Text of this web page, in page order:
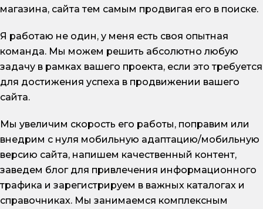
магазина, сайта тем самым продвигая его в поиске.
Я работаю не один, у меня есть своя опытная
команда. Мы можем решить абсолютно любую
задачу в рамках вашего проекта, если это требуется
для достижения успеха в продвижении вашего
сайта.
Мы увеличим скорость его работы, поправим или
внедрим с нуля мобильную адаптацию/мобильную
версию сайта, напишем качественный контент,
заведем блог для привлечения информационного
трафика и зарегистрируем в важных каталогах и
справочниках. Мы занимаемся комплексным